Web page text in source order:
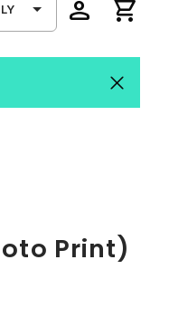
person shopping_cart
Print)